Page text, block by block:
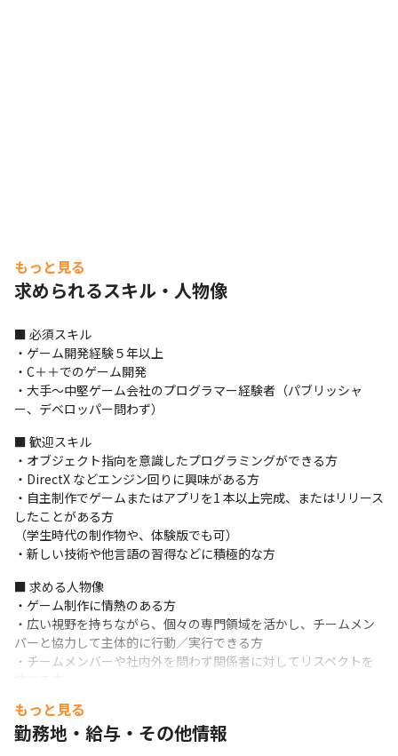
もっと見る
求められるスキル・人物像
■ 必須スキル
・ゲーム開発経験５年以上
・C＋＋でのゲーム開発
・大手～中堅ゲーム会社のプログラマー経験者（パブリッシャ
ー、デベロッパー問わず）
■ 歓迎スキル
・オブジェクト指向を意識したプログラミングができる方
・DirectX などエンジン回りに興味がある方
・自主制作でゲームまたはアプリを1 本以上完成、またはリリース
したことがある方
（学生時代の制作物や、体験版でも可）
・新しい技術や他言語の習得などに積極的な方
■ 求める人物像
・ゲーム制作に情熱のある方
・広い視野を持ちながら、個々の専門領域を活かし、チームメン
バーと協力して主体的に行動／実行できる方
・チームメンバーや社内外を問わず関係者に対してリスペクトを
もっと見る
勤務地・給与・その他情報